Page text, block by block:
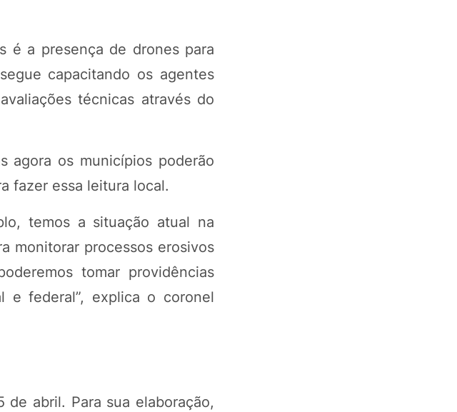
é a presença de drones para
capacitando os agentes
técnicas através do
agora os municípios poderão
fazer essa leitura local.
temos a situação atual na
monitorar processos erosivos
tomar providências
e federal”, explica o coronel
abril. Para sua elaboração,